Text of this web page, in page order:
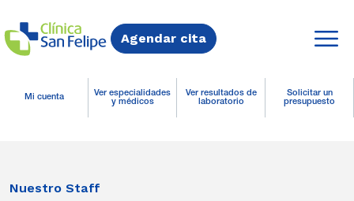
Agendar cita
Mi cuenta
Ver especialidades
y médicos
Ver resultados de
laboratorio
Solicitar un
presupuesto
Nuestro Staff